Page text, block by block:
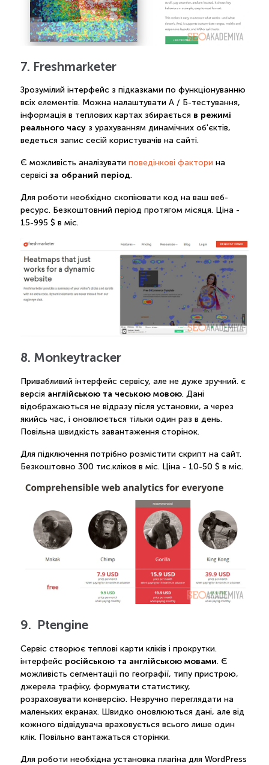
7. Freshmarketer
Зрозумілий інтерфейс з підказками по функціонуванню
всіх елементів. Можна налаштувати А / Б-тестування,
інформація в теплових картах збирається в режимі
реального часуз урахуванням динамічних об'єктів,
ведеться запис сесій користувачів на сайті.
Є можливість аналізувати поведінкові фактори на
сервісі за обраний період.
Для роботи необхідно скопіювати код на ваш веб-
ресурс. Безкоштовний період протягом місяця. Ціна -
15-995 $ в міс.
8. Monkeytracker
Привабливий інтерфейс сервісу, але не дуже зручний. є
версія англійською та чеською мовою. Дані
відображаються не відразу після установки, а через
якийсь час, і оновлюється тільки один раз в день.
Повільна швидкість завантаження сторінок.
Для підключення потрібно розмістити скрипт на сайт.
Безкоштовно 300 тис.кліков в міс. Ціна - 10-50 $ в міс.
9. Ptengine
Сервіс створює теплові карти кліків і прокрутки.
інтерфейс російською та англійською мовами. Є
можливість сегментації по географії, типу пристрою,
джерела трафіку, формувати статистику,
розраховувати конверсію. Незручно переглядати на
маленьких екранах. Швидко оновлюються дані, але від
кожного відвідувача враховується всього лише один
клік. Повільно вантажаться сторінки.
Для роботи необхідна установка плагіна для WordPress